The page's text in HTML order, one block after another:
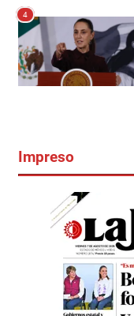
4
Impreso